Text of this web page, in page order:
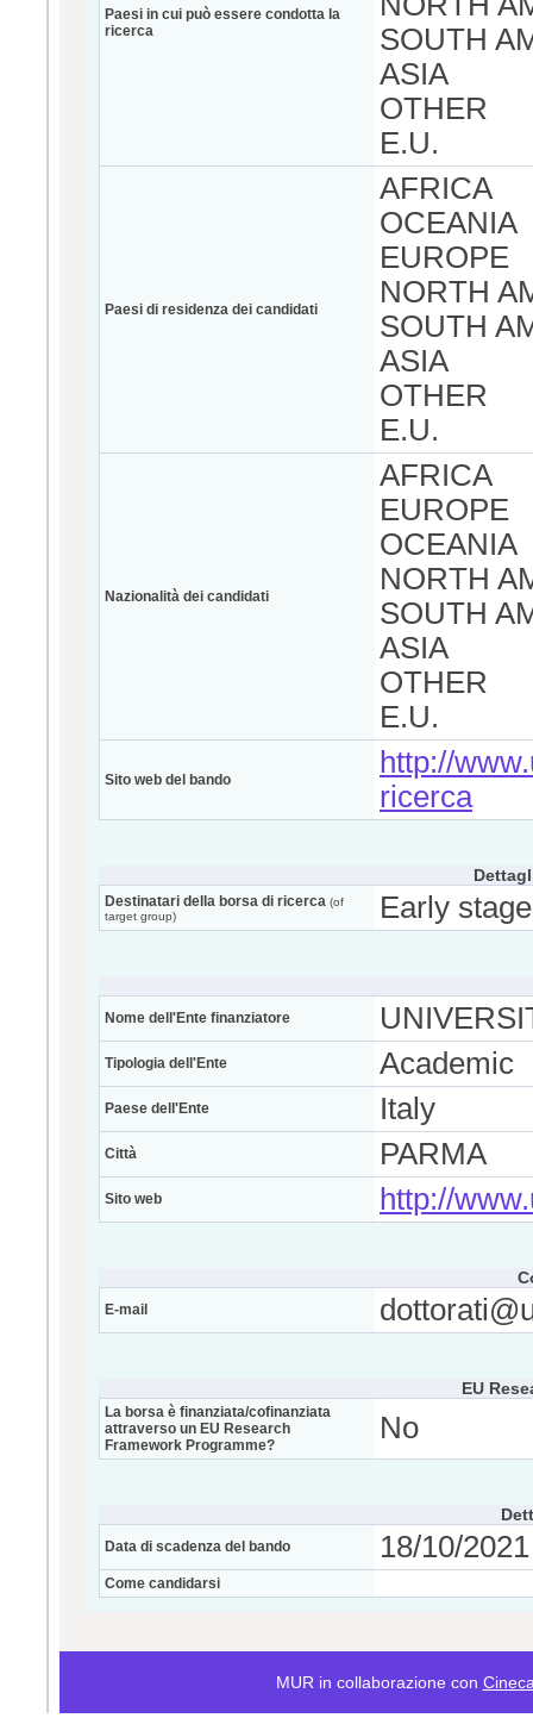
Paesi in cui può essere condotta la
ricerca
SOUTH
ASIA
OTHER
E.U.
Paesi di residenza dei candidati
AFRICA
OCEANIA
EUROPE
NORTH
SOUTH
ASIA
OTHER
E.U.
Nazionalità dei candidati
AFRICA
EUROPE
OCEANIA
NORTH
SOUTH
ASIA
OTHER
E.U.
Sito web del bando
http://
ricerca
Destinatari della borsa di ricerca (of
target group)
Early
Nome dell'Ente finanziatore
Tipologia dell'Ente Academic
Paese dell'Ente Italy
Città PARMA
Sito web http://
E-mail
EU
La borsa è finanziata/cofinanziata
attraverso un EU Research
Framework Programme?
No
Data di scadenza del bando 18/10/
Come candidarsi
MUR in collaborazione con